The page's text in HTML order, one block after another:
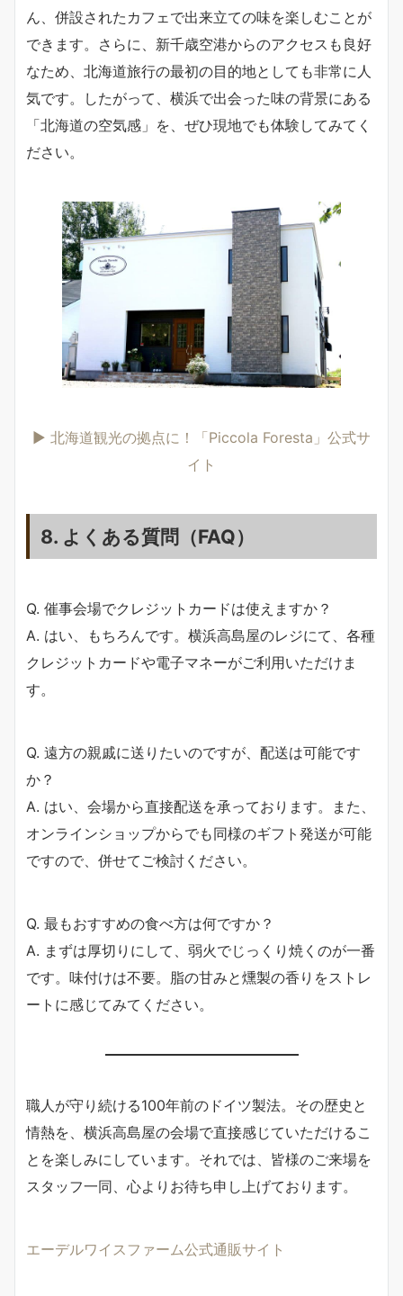
ん、併設されたカフェで出来立ての味を楽しむことが
できます。さらに、新千歳空港からのアクセスも良好
なため、北海道旅行の最初の目的地としても非常に人
気です。したがって、横浜で出会った味の背景にある
「北海道の空気感」を、ぜひ現地でも体験してみてく
ださい。
▶ 北海道観光の拠点に！「Piccola Foresta」公式サ
イト
8. よくある質問（FAQ）
Q. 催事会場でクレジットカードは使えますか？
A. はい、もちろんです。横浜高島屋のレジにて、各種
クレジットカードや電子マネーがご利用いただけま
す。
Q. 遠方の親戚に送りたいのですが、配送は可能です
か？
A. はい、会場から直接配送を承っております。また、
オンラインショップからでも同様のギフト発送が可能
ですので、併せてご検討ください。
Q. 最もおすすめの食べ方は何ですか？
A. まずは厚切りにして、弱火でじっくり焼くのが一番
です。味付けは不要。脂の甘みと燻製の香りをストレ
ートに感じてみてください。
職人が守り続ける100年前のドイツ製法。その歴史と
情熱を、横浜高島屋の会場で直接感じていただけるこ
とを楽しみにしています。それでは、皆様のご来場を
スタッフ一同、心よりお待ち申し上げております。
エーデルワイスファーム公式通販サイト